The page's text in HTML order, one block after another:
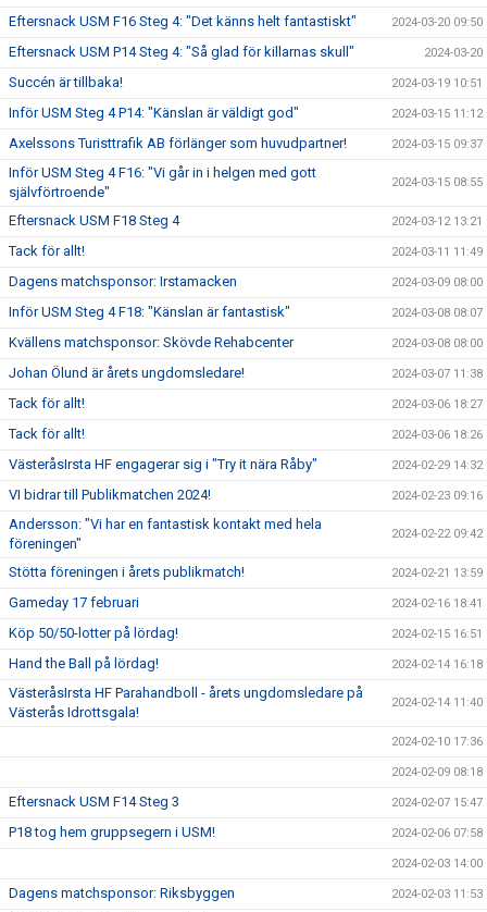
Eftersnack USM F16 Steg 4: "Det känns helt fantastiskt" 2024-03-20 09:50
Eftersnack USM P14 Steg 4: "Så glad för killarnas skull" 2024-03-20
Succén är tillbaka! 2024-03-19 10:51
Inför USM Steg 4 P14: "Känslan är väldigt god" 2024-03-15 11:12
Axelssons Turisttrafik AB förlänger som huvudpartner! 2024-03-15 09:37
Inför USM Steg 4 F16: "Vi går in i helgen med gott
självförtroende"
2024-03-15 08:55
Eftersnack USM F18 Steg 4 2024-03-12 13:21
Tack för allt! 2024-03-11 11:49
Dagens matchsponsor: Irstamacken 2024-03-09 08:00
Inför USM Steg 4 F18: "Känslan är fantastisk" 2024-03-08 08:07
Kvällens matchsponsor: Skövde Rehabcenter 2024-03-08 08:00
Johan Ölund är årets ungdomsledare! 2024-03-07 11:38
Tack för allt! 2024-03-06 18:27
Tack för allt! 2024-03-06 18:26
VästeråsIrsta HF engagerar sig i "Try it nära Råby" 2024-02-29 14:32
VI bidrar till Publikmatchen 2024! 2024-02-23 09:16
Andersson: "Vi har en fantastisk kontakt med hela
föreningen"
2024-02-22 09:42
Stötta föreningen i årets publikmatch! 2024-02-21 13:59
Gameday 17 februari 2024-02-16 18:41
Köp 50/50-lotter på lördag! 2024-02-15 16:51
Hand the Ball på lördag! 2024-02-14 16:18
VästeråsIrsta HF Parahandboll - årets ungdomsledare på
Västerås Idrottsgala!
2024-02-14 11:40
2024-02-10 17:36
2024-02-09 08:18
Eftersnack USM F14 Steg 3 2024-02-07 15:47
P18 tog hem gruppsegern i USM! 2024-02-06 07:58
2024-02-03 14:00
Dagens matchsponsor: Riksbyggen 2024-02-03 11:53